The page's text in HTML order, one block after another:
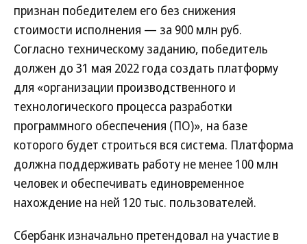
признан победителем его без снижения
стоимости исполнения — за 900 млн руб.
Согласно техническому заданию, победитель
должен до 31 мая 2022 года создать платформу
для «организации производственного и
технологического процесса разработки
программного обеспечения (ПО)», на базе
которого будет строиться вся система. Платформа
должна поддерживать работу не менее 100 млн
человек и обеспечивать единовременное
нахождение на ней 120 тыс. пользователей.
Сбербанк изначально претендовал на участие в